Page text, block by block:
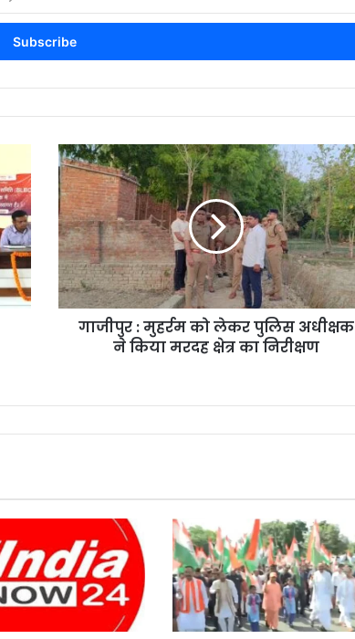
गाजीपुर : मुहर्रम को लेकर पुलिस अधीक्षक
ने किया मरदह क्षेत्र का निरीक्षण